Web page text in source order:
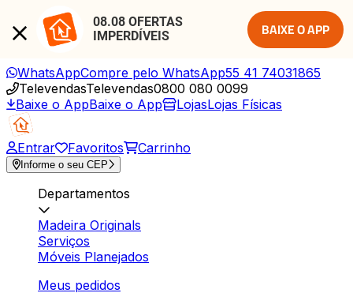
08.08 OFERTAS
IMPERDÍVEIS
BAIXE O APP
WhatsAppCompre pelo WhatsApp55 41 74031865
TelevendasTelevendas0800 080 0099
Baixe o AppBaixe o App LojasLojas Físicas
Entrar Favoritos Carrinho
Informe o seu CEP
Departamentos
Madeira Originals
Serviços
Móveis Planejados
Meus pedidos